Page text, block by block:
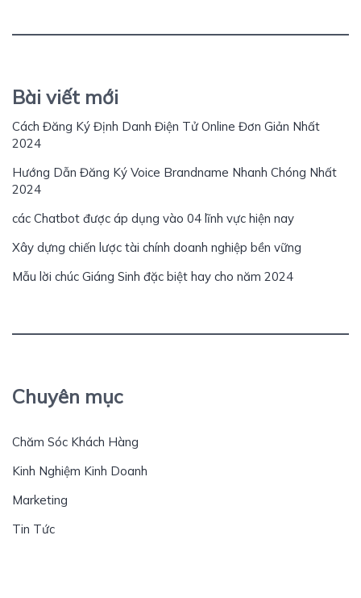
Bài viết mới
Cách Đăng Ký Định Danh Điện Tử Online Đơn Giản Nhất
2024
Hướng Dẫn Đăng Ký Voice Brandname Nhanh Chóng Nhất
2024
các Chatbot được áp dụng vào 04 lĩnh vực hiện nay
Xây dựng chiến lược tài chính doanh nghiệp bền vững
Mẫu lời chúc Giáng Sinh đặc biệt hay cho năm 2024
Chuyên mục
Chăm Sóc Khách Hàng
Kinh Nghiệm Kinh Doanh
Marketing
Tin Tức